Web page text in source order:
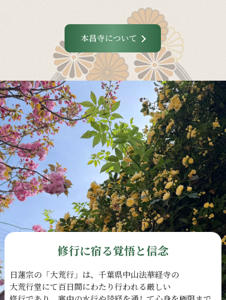
本昌寺について
修行に宿る覚悟と信念
日蓮宗の 「大荒行」は、 千葉県中山法華経寺の
大荒行堂にて百日間にわたり行われる厳しい